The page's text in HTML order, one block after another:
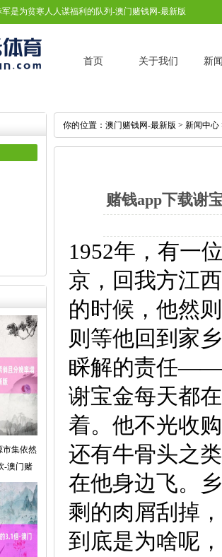
军是为贫寒人人谋福利的队列-澳门赌钱网-最新版
首页 关于我们 新
市集依然
-澳门赌
你的位置： 澳门赌钱网-最新版 > 新闻中心
赌钱app下载谢
1952年，有一
京，回我方江
的时候，他然
则等他回到家
睬解的责任——
谢宝金每天都
着。他不光收
还有牛骨头之
在他身边飞。
剩的肉屑刮掉
到底是为啥呢